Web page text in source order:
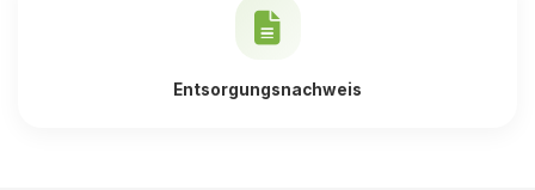
Entsorgungsnachweis